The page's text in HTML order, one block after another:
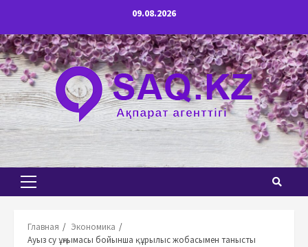
содержимому
09.08.2026
Основное
Главная
Экономика
Ауыз су ұңғымасы бойынша құрылыс жобасымен танысты